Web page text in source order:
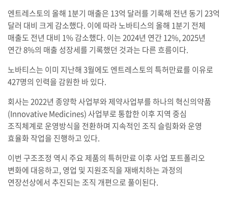
엔트레스토의 올해 1분기 매출은 13억 달러를 기록해 전년 동기 23억
달러 대비 크게 감소했다. 이에 따라 노바티스의 올해 1분기 전체
매출도 전년 대비 1% 감소했다. 이는 2024년 연간 12%, 2025년
연간 8%의 매출 성장세를 기록했던 것과는 다른 흐름이다.
노바티스는 이미 지난해 3월에도 엔트레스토의 특허만료를 이유로
427명의 인력을 감원한 바 있다.
회사는 2022년 종양학 사업부와 제약사업부를 하나의 혁신의약품
(Innovative Medicines) 사업부로 통합한 이후 지역 중심
조직체계로 운영방식을 전환하며 지속적인 조직 슬림화와 운영
효율화 작업을 진행하고 있다.
이번 구조조정 역시 주요 제품의 특허만료 이후 사업 포트폴리오
변화에 대응하고, 영업 및 지원조직을 재배치하는 과정의
연장선상에서 추진되는 조직 개편으로 풀이된다.